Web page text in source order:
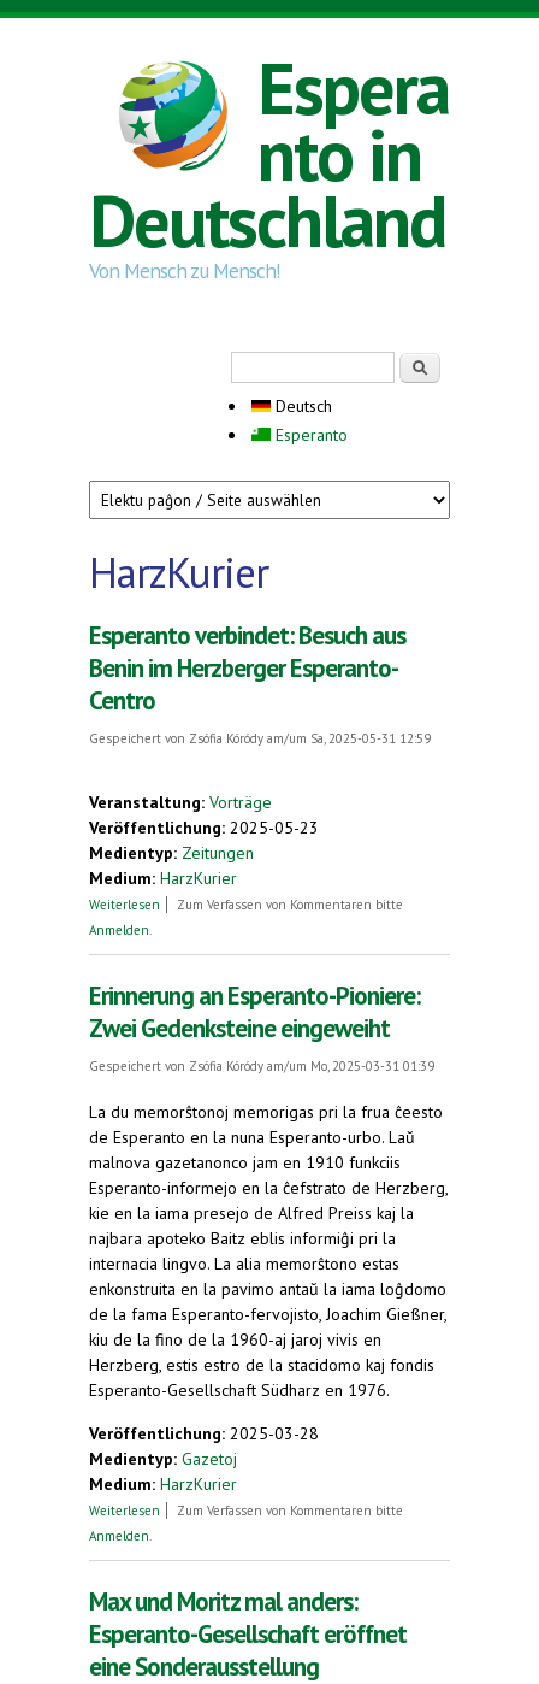
Direkt zum Inhalt
Espera
nto in
Deutschland
Von Mensch zu Mensch!
Deutsch
Esperanto
HarzKurier
Esperanto verbindet: Besuch aus
Benin im Herzberger Esperanto-
Centro
Gespeichert von Zsófia Kóródy am/um Sa, 2025-05-31 12:59
Veranstaltung: Vorträge
Veröffentlichung: 2025-05-23
Medientyp: Zeitungen
Medium: HarzKurier
Weiterlesen über Esperanto verbindet: Besuch aus Benin im
Zum Verfassen von Kommentaren bitte
Anmelden
Erinnerung an Esperanto-Pioniere:
Zwei Gedenksteine eingeweiht
Gespeichert von Zsófia Kóródy am/um Mo, 2025-03-31 01:39
La du memorŝtonoj memorigas pri la frua ĉeesto
de Esperanto en la nuna Esperanto-urbo. Laŭ
malnova gazetanonco jam en 1910 funkciis
Esperanto-informejo en la ĉefstrato de Herzberg,
kie en la iama presejo de Alfred Preiss kaj la
najbara apoteko Baitz eblis informiĝi pri la
internacia lingvo. La alia memorŝtono estas
enkonstruita en la pavimo antaŭ la iama loĝdomo
de la fama Esperanto-fervojisto, Joachim Gießner,
kiu de la fino de la 1960-aj jaroj vivis en
Herzberg, estis estro de la stacidomo kaj fondis
Esperanto-Gesellschaft Südharz en 1976.
Veröffentlichung: 2025-03-28
Medientyp: Gazetoj
Medium: HarzKurier
Weiterlesen über Erinnerung an Esperanto-Pioniere: Zwei
Zum Verfassen von Kommentaren bitte
Anmelden
Max und Moritz mal anders:
Esperanto-Gesellschaft eröffnet
eine Sonderausstellung